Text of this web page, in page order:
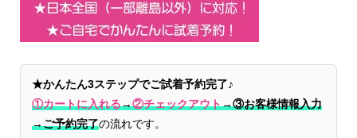
★かんたん3ステップでご試着予約完了♪
①カートに入れる→②チェックアウト→③お客様情報入力
→ご予約完了の流れです。